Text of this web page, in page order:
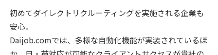
初めてダイレクトリクルーティングを実施される企業も
安心。
Daijob.comでは、多様な自動化機能が実装されているほ